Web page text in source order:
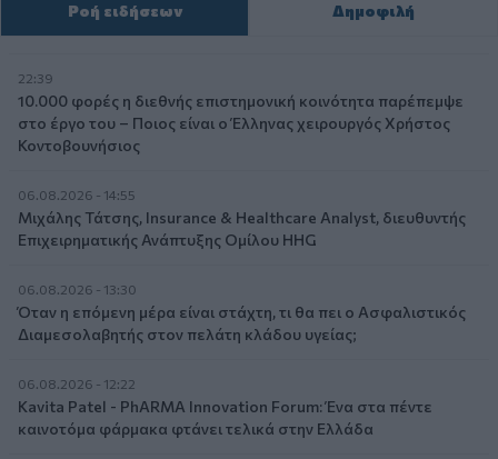
Ροή ειδήσεων Δημοφιλή
22:39
10.000 φορές η διεθνής επιστημονική κοινότητα παρέπεμψε
στο έργο του – Ποιος είναι ο Έλληνας χειρουργός Χρήστος
Κοντοβουνήσιος
06.08.2026 - 14:55
Μιχάλης Τάτσης, Insurance & Healthcare Analyst, διευθυντής
Επιχειρηματικής Ανάπτυξης Ομίλου HHG
06.08.2026 - 13:30
Όταν η επόμενη μέρα είναι στάχτη, τι θα πει ο Ασφαλιστικός
Διαμεσολαβητής στον πελάτη κλάδου υγείας;
06.08.2026 - 12:22
Kavita Patel - PhARMA Innovation Forum: Ένα στα πέντε
καινοτόμα φάρμακα φτάνει τελικά στην Ελλάδα